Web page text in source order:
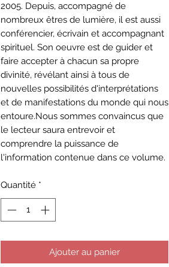
2005. Depuis, accompagné de
nombreux êtres de lumière, il est aussi
conférencier, écrivain et accompagnant
spirituel. Son oeuvre est de guider et
faire accepter à chacun sa propre
divinité, révélant ainsi à tous de
nouvelles possibilités d'interprétations
et de manifestations du monde qui nous
entoure.Nous sommes convaincus que
le lecteur saura entrevoir et
comprendre la puissance de
l'information contenue dans ce volume.
Quantité *
Ajouter au panier